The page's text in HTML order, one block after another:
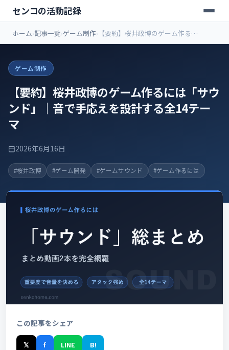
センコの活動記録
ホーム 記事一覧 ゲーム制作
【要約】桜井政博のゲーム作るに
は「サウンド」｜音で手応えを設計
ゲーム制作
【要約】桜井政博のゲーム作るには「サウ
ンド」｜音で手応えを設計する全14テー
マ
2026年6月16日
#桜井政博 #ゲーム開発 #ゲームサウンド #ゲーム作るには
この記事をシェア
𝕏 f LINE B!